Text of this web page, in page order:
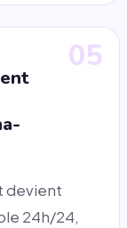
05
devient
24h/24,